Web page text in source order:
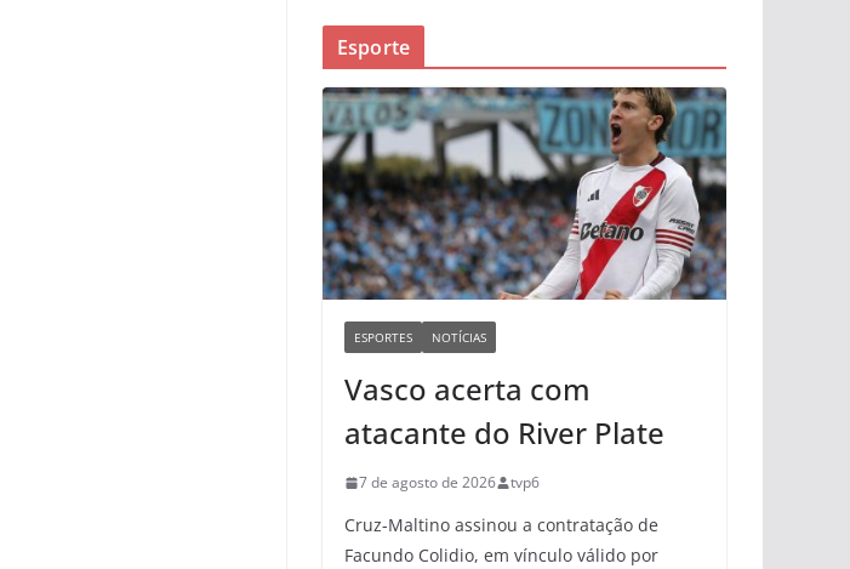
Esporte
ESPORTES NOTÍCIAS
Vasco acerta com
atacante do River Plate
7 de agosto de 2026 tvp6
Cruz-Maltino assinou a contratação de
Facundo Colidio, em vínculo válido por